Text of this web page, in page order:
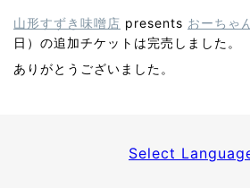
山形すずき味噌店 presents おーちゃ
日）の追加チケットは完売しました。
ありがとうございました。
Select